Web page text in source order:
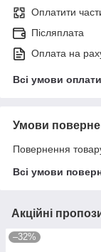
Оплатити
Післяплата
Оплата на
Всі умови оплати
Умови
Повернення
Всі умови
Акційні
–32%